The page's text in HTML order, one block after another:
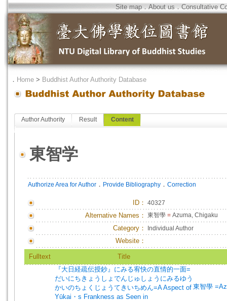
Site map．About us．Consultative
． Home > Buddhist Author Authority Database
Author Authority Result Content
東智学
Authorize Area for Author ． Provide Bibliography ． Correction
ID ： 40327
Alternative Names： 東智學 = Azuma, Chigaku
Category： Individual Author
Website：
Fulltext
Title
『大日経疏伝授鈔』にみる宥快の直情的一面=
だいにちきょうしょでんじゅしょうにみるゆう
かいのちょくじょうてきいちめん=A Aspect of
Yūkai・s Frankness as Seen in
東智學